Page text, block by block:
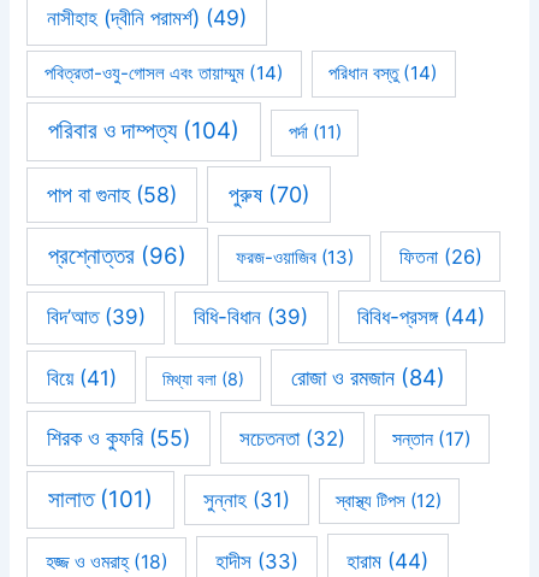
নাসীহাহ (দ্বীনি পরামর্শ) (49)
পবিত্রতা-ওযু-গোসল এবং তায়াম্মুম (14) পরিধান বস্তু(14)
পরিবার ও দাম্পত্য(104) পর্দা(11)
পাপ বা গুনাহ(58) পুরুষ(70)
প্রশ্নোত্তর (96) ফরজ-ওয়াজিব(13) ফিতনা(26)
বিদ’আত(39) বিধি-বিধান (39) বিবিধ-প্রসঙ্গ(44)
বিয়ে(41) মিথ্যা বলা(8) রোজা ও রমজান (84)
শিরক ও কুফরি(55) সচেতনতা(32) সন্তান(17)
সালাত(101) সুন্নাহ (31) স্বাস্থ্য টিপস (12)
হজ্জ ও ওমরাহ্‌(18) হাদীস(33) হারাম (44)